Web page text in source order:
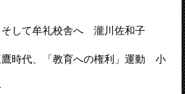
して牟礼校舎へ 瀧川佐和子
時代、「教育への権利」運動 小